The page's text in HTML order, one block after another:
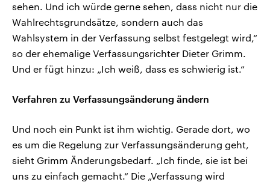
sehen. Und ich würde gerne sehen, dass nicht nur die
Wahlrechtsgrundsätze, sondern auch das
Wahlsystem in der Verfassung selbst festgelegt wird,“
so der ehemalige Verfassungsrichter Dieter Grimm.
Und er fügt hinzu: „Ich weiß, dass es schwierig ist.“
Verfahren zu Verfassungsänderung ändern
Und noch ein Punkt ist ihm wichtig. Gerade dort, wo
es um die Regelung zur Verfassungsänderung geht,
sieht Grimm Änderungsbedarf. „Ich finde, sie ist bei
uns zu einfach gemacht.“ Die „Verfassung wird